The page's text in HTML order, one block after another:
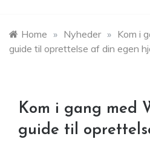
Home » Nyheder » Kom i
guide til oprettelse af din egen
Kom i gang med
guide til